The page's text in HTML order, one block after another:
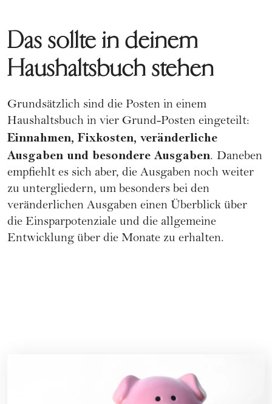
Das sollte in deinem
Haushaltsbuch stehen
Grundsätzlich sind die Posten in einem
Haushaltsbuch in vier Grund-Posten eingeteilt:
Einnahmen, Fixkosten, veränderliche
Ausgaben und besondere Ausgaben. Daneben
empfiehlt es sich aber, die Ausgaben noch weiter
zu untergliedern, um besonders bei den
veränderlichen Ausgaben einen Überblick über
die Einsparpotenziale und die allgemeine
Entwicklung über die Monate zu erhalten.